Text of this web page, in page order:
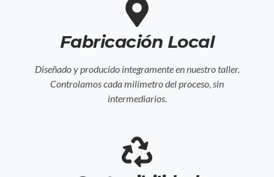
Fabricación Local
Diseñado y producido íntegramente en nuestro taller.
Controlamos cada milímetro del proceso, sin
intermediarios.